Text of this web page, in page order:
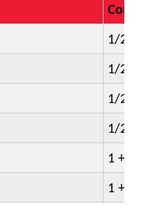
1/2 +
1/2 +
1/2 +
1/2 +
1 +
1 +